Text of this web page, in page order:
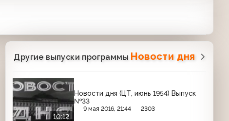
Другие выпуски программы Новости дня
10:12
Новости дня (ЦТ, июнь 1954) Выпуск
№33
9 мая 2016, 21:44 2303